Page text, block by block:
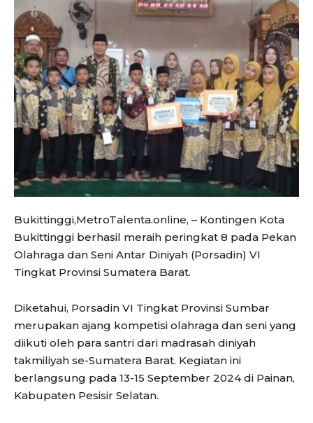
Bukittinggi,MetroTalenta.online, – Kontingen Kota
Bukittinggi berhasil meraih peringkat 8 pada Pekan
Olahraga dan Seni Antar Diniyah (Porsadin) VI
Tingkat Provinsi Sumatera Barat.
Diketahui, Porsadin VI Tingkat Provinsi Sumbar
merupakan ajang kompetisi olahraga dan seni yang
diikuti oleh para santri dari madrasah diniyah
takmiliyah se-Sumatera Barat. Kegiatan ini
berlangsung pada 13-15 September 2024 di Painan,
Kabupaten Pesisir Selatan.